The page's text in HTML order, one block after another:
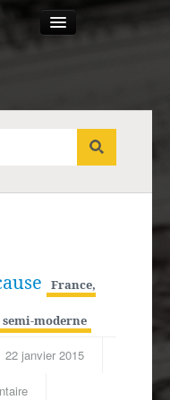
France,
moderne
22 janvier 2015